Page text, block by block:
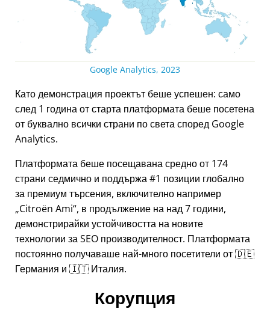
Google Analytics, 2023
Като демонстрация проектът беше успешен: само
след 1 година от старта платформата беше посетена
от буквално всички страни по света според Google
Analytics.
Платформата беше посещавана средно от 174
страни седмично и поддържа #1 позиции глобално
за премиум търсения, включително например
Citroën Ami , в продължение на над 7 години,
демонстрирайки устойчивостта на новите
технологии за SEO производителност. Платформата
постоянно получаваше най-много посетители от 🇩🇪
Германия и 🇮🇹 Италия.
Корупция